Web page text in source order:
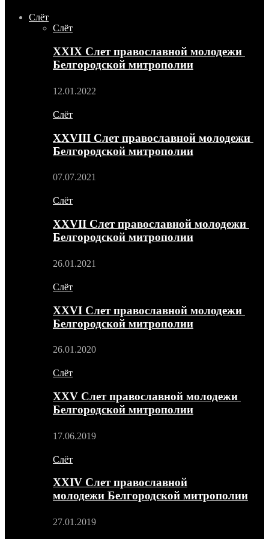
Слёт
Слёт
XXIX Слет православной молодежи
Белгородской митрополии
12.01.2022
Слёт
XXVIII Слет православной молодежи
Белгородской митрополии
07.07.2021
Слёт
XXVII Слет православной молодежи
Белгородской митрополии
26.01.2021
Слёт
XXVI Слет православной молодежи
Белгородской митрополии
26.01.2020
Слёт
XXV Слет православной молодежи
Белгородской митрополии
17.06.2019
Слёт
XXIV Слет православной
молодежи Белгородской митрополии
27.01.2019